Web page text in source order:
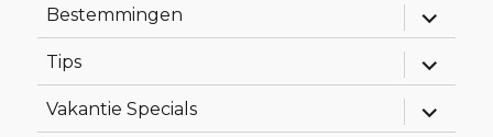
Bestemmingen
Alles
Tips
Alles
Vakantie Specials
Alles